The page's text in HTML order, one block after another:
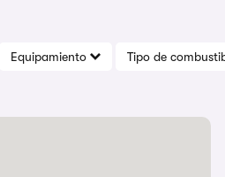
Equipamiento Tipo de